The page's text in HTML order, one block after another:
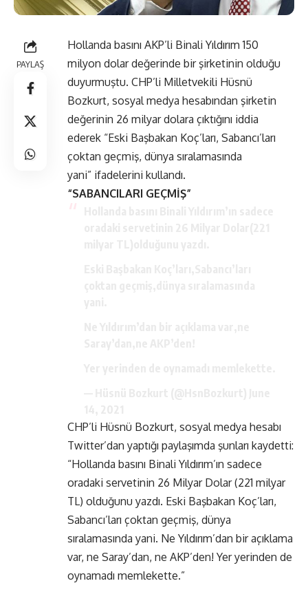
PAYLAŞ
Hollanda basını AKP’li Binali Yıldırım 150
milyon dolar değerinde bir şirketinin olduğu
duyurmuştu. CHP’li Milletvekili Hüsnü
Bozkurt, sosyal medya hesabından şirketin
değerinin 26 milyar dolara çıktığını iddia
ederek “Eski Başbakan Koç’ları, Sabancı’ları
çoktan geçmiş, dünya sıralamasında
yani” ifadelerini kullandı.
“SABANCILARI GEÇMİŞ”
CHP’li Hüsnü Bozkurt, sosyal medya hesabı
Twitter’dan yaptığı paylaşımda şunları kaydetti:
“Hollanda basını Binali Yıldırım’ın sadece
oradaki servetinin 26 Milyar Dolar (221 milyar
TL) olduğunu yazdı. Eski Başbakan Koç’ları,
Sabancı’ları çoktan geçmiş, dünya
sıralamasında yani. Ne Yıldırım’dan bir açıklama
var, ne Saray’dan, ne AKP’den! Yer yerinden de
oynamadı memlekette.”